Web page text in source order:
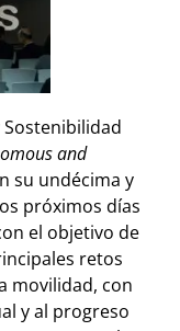
and
su undécima y
próximos días
el objetivo de
retos
movilidad, con
y al progreso